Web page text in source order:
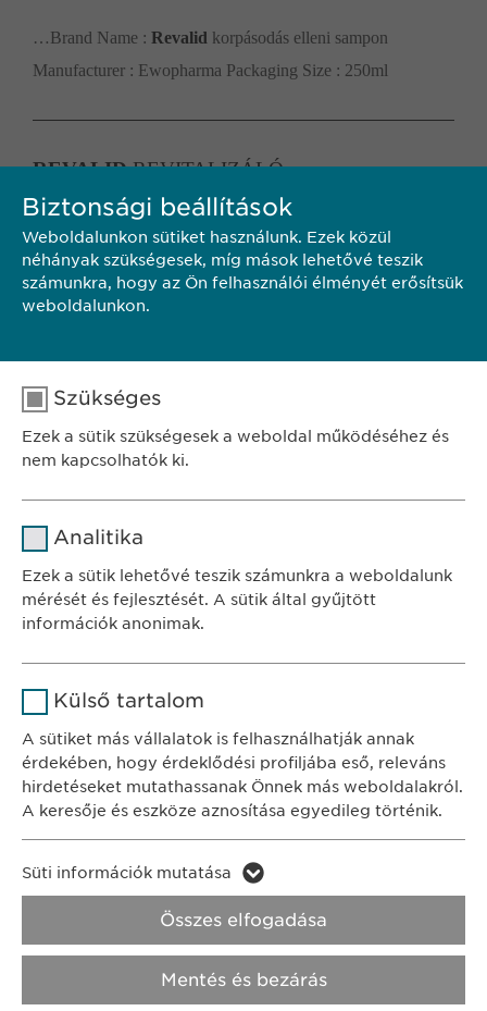
…Brand Name : Revalid korpásodás elleni sampon
Manufacturer : Ewopharma Packaging Size : 250ml
REVALIDREVITALIZÁLÓ,
PROTEINTARTALMÚ HAJBALZSAM
…Brand Name : Revalid revitalizáló, proteintartalmú
hajbalzsam Manufacturer : Ewopharma Packaging Size :
250ml
Ewopharma Hungary Kft.
1122 Budapest
Városmajor u. 13.
tel.: +36 1 200 4650
e-mail:info@ewopharma.hu
Adatkezelési
Impresszum
Jogi és felhasználási feltételek.
Transzparencia.
Biztonsági beállítások
Weboldalunkon sütiket használunk. Ezek közül
néhányak szükségesek, míg mások lehetővé teszik
számunkra, hogy az Ön felhasználói élményét erősítsük
weboldalunkon.
Szükséges
Ezek a sütik szükségesek a weboldal működéséhez és
nem kapcsolhatók ki.
Időtartam
A fehasználó sütikhez való
Analitika
Ezek a sütik lehetővé teszik számunkra a weboldalunk
mérését és fejlesztését. A sütik által gyűjtött
információk anonimak.
Időtartam
Név vuid
Szolgáltató Vimeo
Külső tartalom
A sütiket más vállalatok is felhasználhatják annak
érdekében, hogy érdeklődési profiljába eső, releváns
hirdetéseket mutathassanak Önnek más weboldalakról.
A keresője és eszköze aznosítása egyedileg történik.
Név LinkedIn
LinkedIn
Süti információk mutatása
Mentés és bezárás
Összes elfogadása